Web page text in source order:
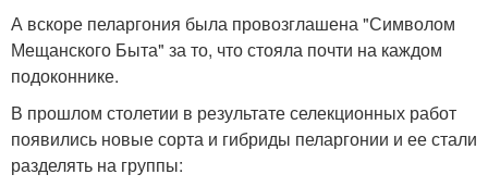
А вскоре пеларгония была провозглашена "Символом
Мещанского Быта" за то, что стояла почти на каждом
подоконнике.
В прошлом столетии в результате селекционных работ
появились новые сорта и гибриды пеларгонии и ее стали
разделять на группы: